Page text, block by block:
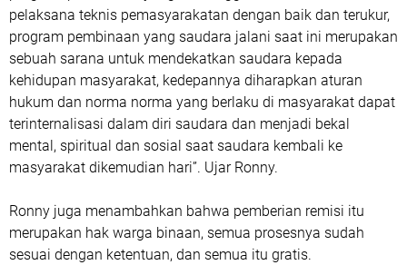
pelaksana teknis pemasyarakatan dengan baik dan terukur,
program pembinaan yang saudara jalani saat ini merupakan
sebuah sarana untuk mendekatkan saudara kepada
kehidupan masyarakat, kedepannya diharapkan aturan
hukum dan norma norma yang berlaku di masyarakat dapat
terinternalisasi dalam diri saudara dan menjadi bekal
mental, spiritual dan sosial saat saudara kembali ke
masyarakat dikemudian hari”. Ujar Ronny.
Ronny juga menambahkan bahwa pemberian remisi itu
merupakan hak warga binaan, semua prosesnya sudah
sesuai dengan ketentuan, dan semua itu gratis.